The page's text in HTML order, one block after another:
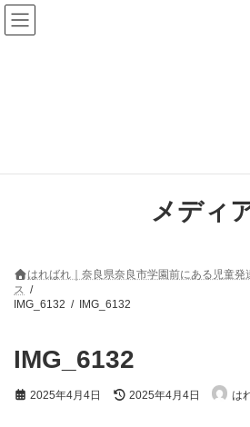
コ
ン
テ
ナ
ビ
ゲ
メディ
はればれ｜奈良県奈良市学園前にある児童
ス
IMG_6132
IMG_6132
IMG_6132
2025年4月4日
最
2025年4月4日 は